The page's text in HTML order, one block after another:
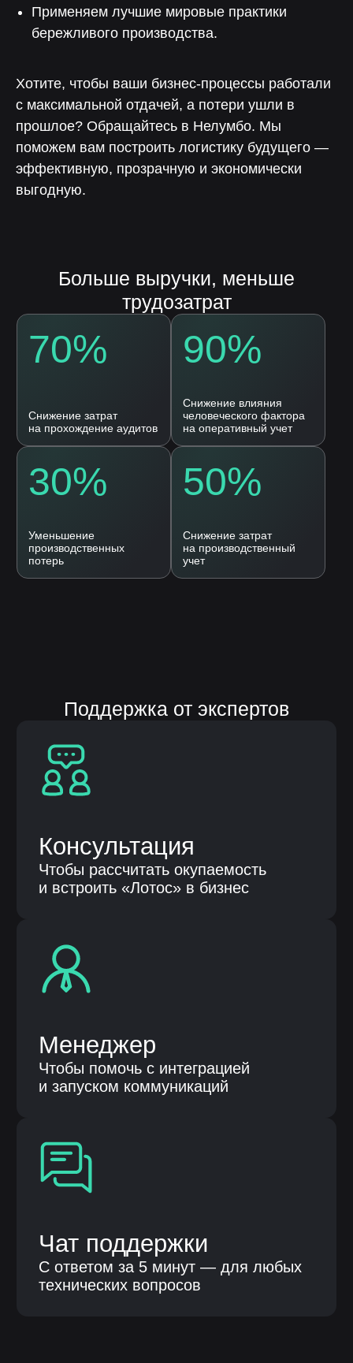
Применяем лучшие мировые практики
бережливого производства.
Хотите, чтобы ваши бизнес-процессы работали
с максимальной отдачей, а потери ушли в
прошлое? Обращайтесь в Нелумбо. Мы
поможем вам построить логистику будущего —
эффективную, прозрачную и экономически
выгодную.
обработку персональных
Скачайте презентацию
платформы «ЛОТОС»
Оставьте заявку на скачивание
Продукты
Автоматизация бизнес процессов
Бережливые технологии
Клиентам
Контакты
Общество с ограниченной
ответственностью «НЕЛУМБО-
АВТОМАТИЗАЦИЯ»
ОКВЭД 62.01 «Разработка
компьютерного программного
обеспечения», 62.02, 62.03, 62.09, 63.11
Код 1.01 в соответствии с Приказом Минцифры
электронных вычислительных машин и баз
данных»
Контактные лица
Терентьева Оксана Александровна
8 986 759 15 41
nelumbo-it@mail.ru
© Все права защищены
Политика конфиденциальности